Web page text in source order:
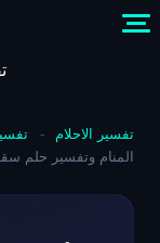
تفسير الاحلام -
المنام وتفسير حلم